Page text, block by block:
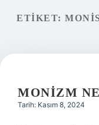
ETIKET:
MONIZM
Tarih: Kasım 8, 2024